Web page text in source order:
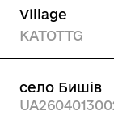
Village
KATOTTG
село Бишів